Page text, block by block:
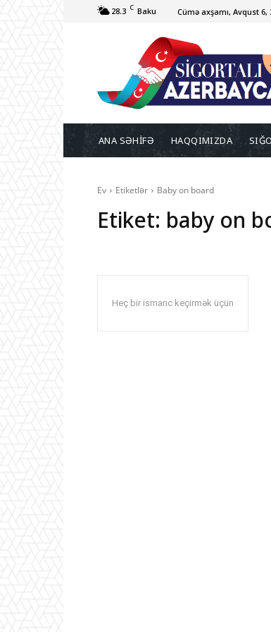
28.3 C Baku Cümə axşamı, Avqust 6,
ANA SƏHİFƏ HAQQIMIZDA
Ev Etiketlər Baby on board
Etiket: baby on
Heç bir ismarıc keçirmək üçün